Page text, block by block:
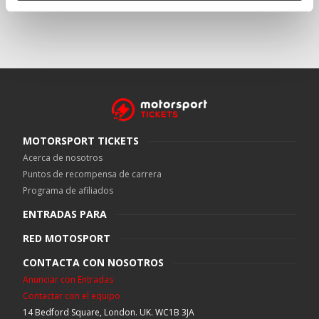
MOTORSPORT TICKETS
Acerca de nosotros
Puntos de recompensa de carrera
Programa de afiliados
ENTRADAS PARA
RED MOTOSPORT
CONTACTA CON NOSOTROS
Anunciar con Entradas
Contactar con el equipo
14 Bedford Square, London. UK. WC1B 3JA